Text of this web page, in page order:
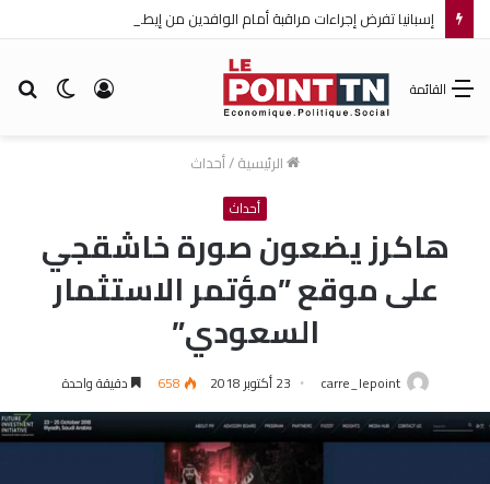
إسبانيا تفرض إجراءات مراقبة أمام الوافدين من إيطاليا!
الوضع تسجيل
القائمة
الرئيسية/أحداث
أحداث
هاكرز يضعون صورة خاشقجي
على موقع ”مؤتمر الاستثمار
السعودي”
carre_lepoint 23 أكتوبر 2018 658 دقيقة واحدة